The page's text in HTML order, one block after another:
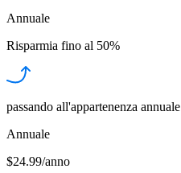
Annuale
Risparmia fino al 50%
passando all'appartenenza annuale
Annuale
$24.99/anno